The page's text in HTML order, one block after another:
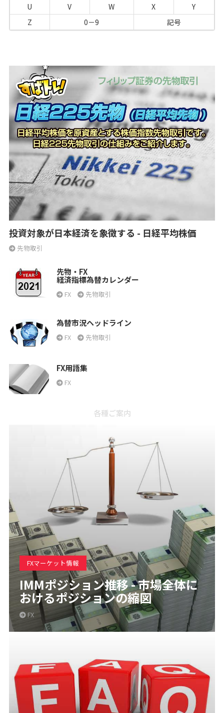
U V W X
Y
Z
0－9 記号
投資対象が日本経済を象徴する - 日経平均株価
先物取引
先物・FX
経済指標為替カレンダー
FX 先物取引
為替市況ヘッドライン
FX 先物取引
FX用語集
FX
各種ご案内
FXマーケット情報
IMMポジション推移 - 市場全体に
おけるポジションの縮図
FX